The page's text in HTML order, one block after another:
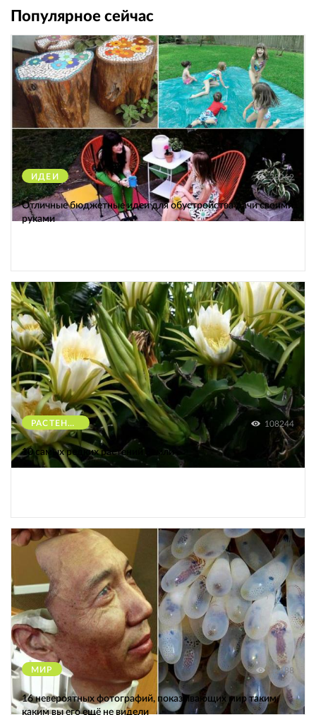
Популярное сейчас
ИДЕИ 38262
Отличные бюджетные идеи для обустройства дачи своими
руками
РАСТЕНИЯ 108244
10 самых редких растений Земли
МИР 12188
16 невероятных фотографий, показывающих мир таким,
каким вы его ещё не видели